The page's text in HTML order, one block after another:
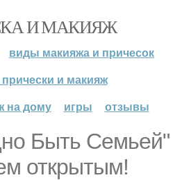
И МАКИЯЖ
виды макияжа и причесок
прически и макияж
на дому
игры отзывы
Быть Семьей"
открытым!